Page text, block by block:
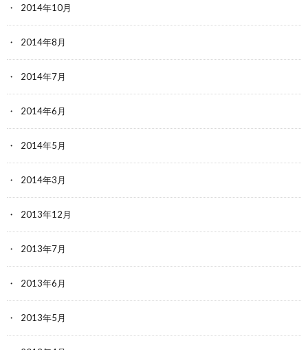
2014年10月
2014年8月
2014年7月
2014年6月
2014年5月
2014年3月
2013年12月
2013年7月
2013年6月
2013年5月